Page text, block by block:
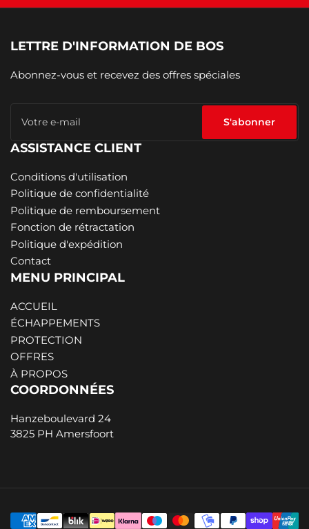
LETTRE D'INFORMATION DE BOS
Abonnez-vous et recevez des offres spéciales
S'abonner
ASSISTANCE CLIENT
Conditions d'utilisation
Politique de confidentialité
Politique de remboursement
Fonction de rétractation
Politique d'expédition
Contact
MENU PRINCIPAL
ACCUEIL
ÉCHAPPEMENTS
PROTECTION
OFFRES
À PROPOS
COORDONNÉES
Hanzeboulevard 24
3825 PH Amersfoort
Méthodes
de